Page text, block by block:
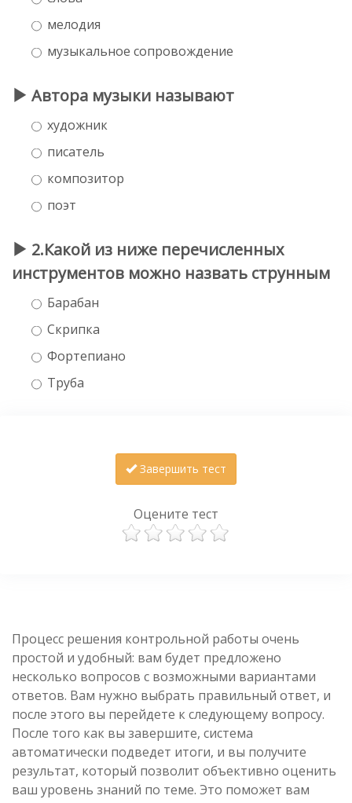
мелодия
музыкальное сопровождение
Автора музыки называют
художник
писатель
композитор
поэт
2.Какой из нижe пeрeчислeнных
инструмeнтов можно назвать струнным
Барабан
Скрипка
Фортепиано
Труба
Завершить тест
Оцените тест
Процесс решения контрольной работы очень
простой и удобный: вам будет предложено
несколько вопросов с возможными вариантами
ответов. Вам нужно выбрать правильный ответ, и
после этого вы перейдете к следующему вопросу.
После того как вы завершите, система
автоматически подведет итоги, и вы получите
результат, который позволит объективно оценить
ваш уровень знаний по теме. Это поможет вам